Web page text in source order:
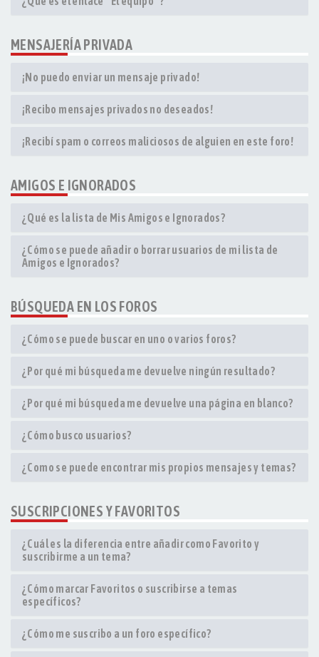
MENSAJERÍA PRIVADA
¡No puedo enviar un mensaje privado!
¡Recibo mensajes privados no deseados!
¡Recibí spam o correos maliciosos de alguien en este foro!
AMIGOS E IGNORADOS
¿Qué es la lista de Mis Amigos e Ignorados?
¿Cómo se puede añadir o borrar usuarios de mi lista de
Amigos e Ignorados?
BÚSQUEDA EN LOS FOROS
¿Cómo se puede buscar en uno o varios foros?
¿Por qué mi búsqueda me devuelve ningún resultado?
¿Por qué mi búsqueda me devuelve una página en blanco?
¿Cómo busco usuarios?
¿Como se puede encontrar mis propios mensajes y temas?
SUSCRIPCIONES Y FAVORITOS
¿Cuál es la diferencia entre añadir como Favorito y
suscribirme a un tema?
¿Cómo marcar Favoritos o suscribirse a temas
específicos?
¿Cómo me suscribo a un foro específico?